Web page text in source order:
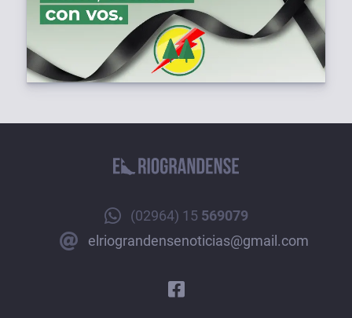
(02964) 15 569079
elriograndensenoticias@gmail.com